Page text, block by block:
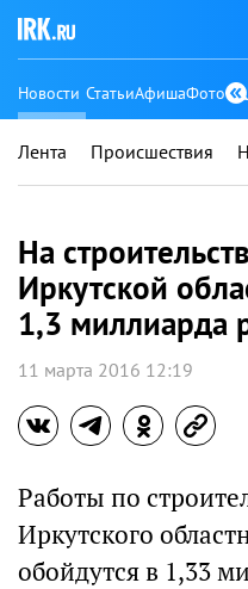
Новости СтатьиАфишаФото
Лента Происшествия
На
Иркутской
1,3 миллиарда
11 марта 2016 12:19
Работы по
Иркутского
обойдутся в 1,33